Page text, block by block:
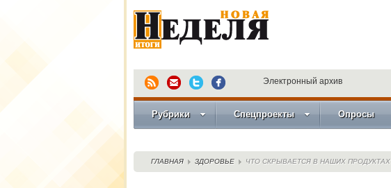
Электронный архив
Рубрики Спецпроекты Опросы
ГЛАВНАЯ ЗДОРОВЬЕ ЧТО СКРЫВАЕТСЯ В НАШИХ ПРОДУКТАХ